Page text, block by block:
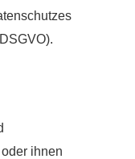
ihnen